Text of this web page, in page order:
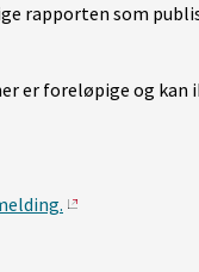
rapporten som
er foreløpige og kan